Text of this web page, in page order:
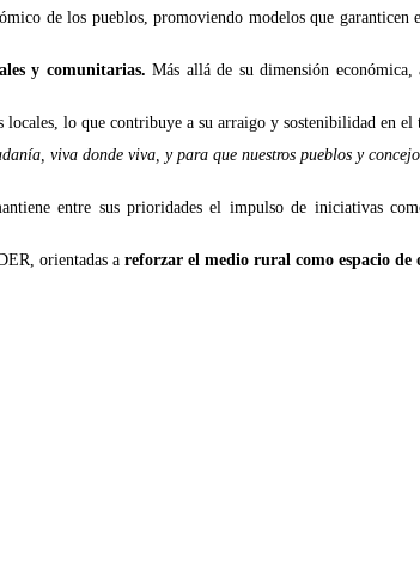
de los pueblos, promoviendo modelos que garanticen
y comunitarias. Más allá de su dimensión
lo que contribuye a su arraigo y sostenibilidad en el
viva donde viva, y para que nuestros pueblos y
entre sus prioridades el impulso de iniciativas
orientadas a reforzar el medio rural como espacio